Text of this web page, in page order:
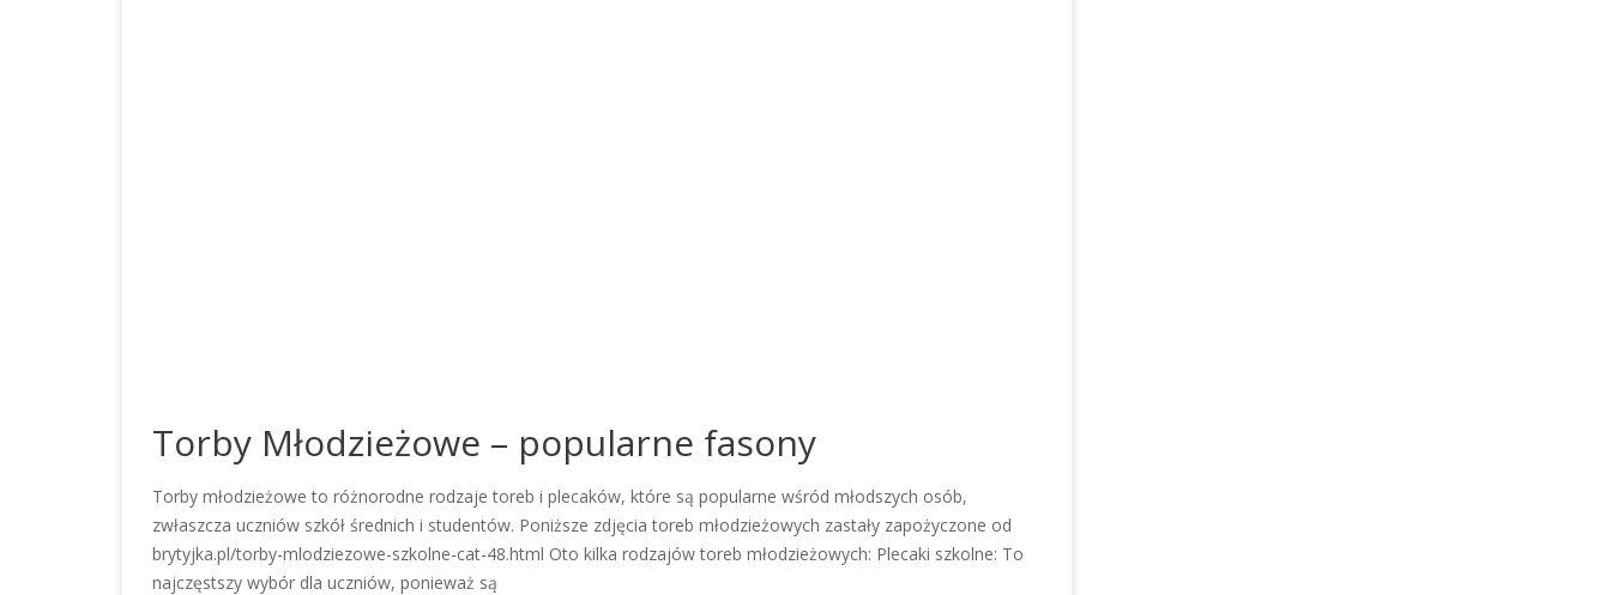
Torby Młodzieżowe – popularne fasony
Torby młodzieżowe to różnorodne rodzaje toreb i plecaków, które są popularne wśród młodszych osób,
zwłaszcza uczniów szkół średnich i studentów. Poniższe zdjęcia toreb młodzieżowych zastały zapożyczone od
brytyjka.pl/torby-mlodziezowe-szkolne-cat-48.html Oto kilka rodzajów toreb młodzieżowych: Plecaki szkolne: To
najczęstszy wybór dla uczniów, ponieważ są